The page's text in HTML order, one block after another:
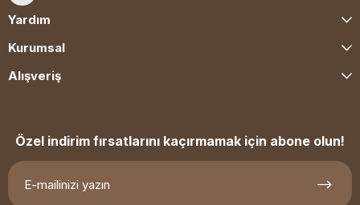
Yardım
Kurumsal
Alışveriş
Özel indirim fırsatlarını kaçırmamak için abone olun!